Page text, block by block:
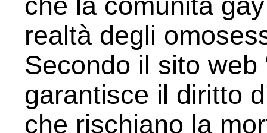
realtà degli
Secondo il sito web
garantisce il diritto
che rischiano la